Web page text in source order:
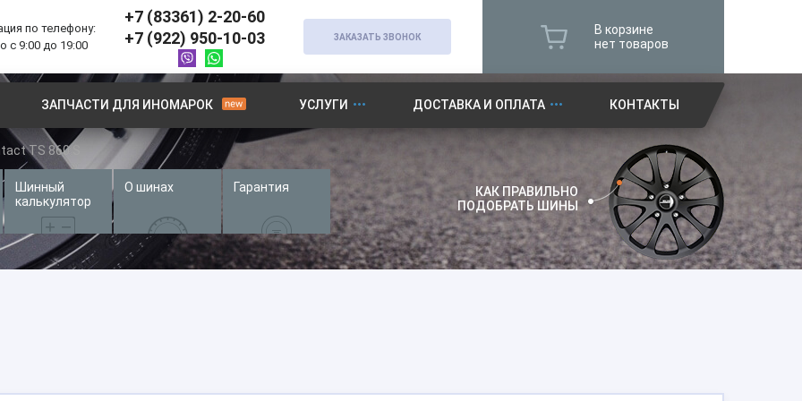
по телефону:
с 9:00 до 19:00
+7 (83361) 2-20-60
+7 (922) 950-10-03
ЗАКАЗАТЬ ЗВОНОК
В корзине
нет товаров
ЗАПЧАСТИ ДЛЯ ИНОМАРОК УСЛУГИ ДОСТАВКА И ОПЛАТА КОНТАКТЫ
TS 860 S
Шинный
калькулятор
О шинах Гарантия
КАК ПРАВИЛЬНО
ПОДОБРАТЬ ШИНЫ